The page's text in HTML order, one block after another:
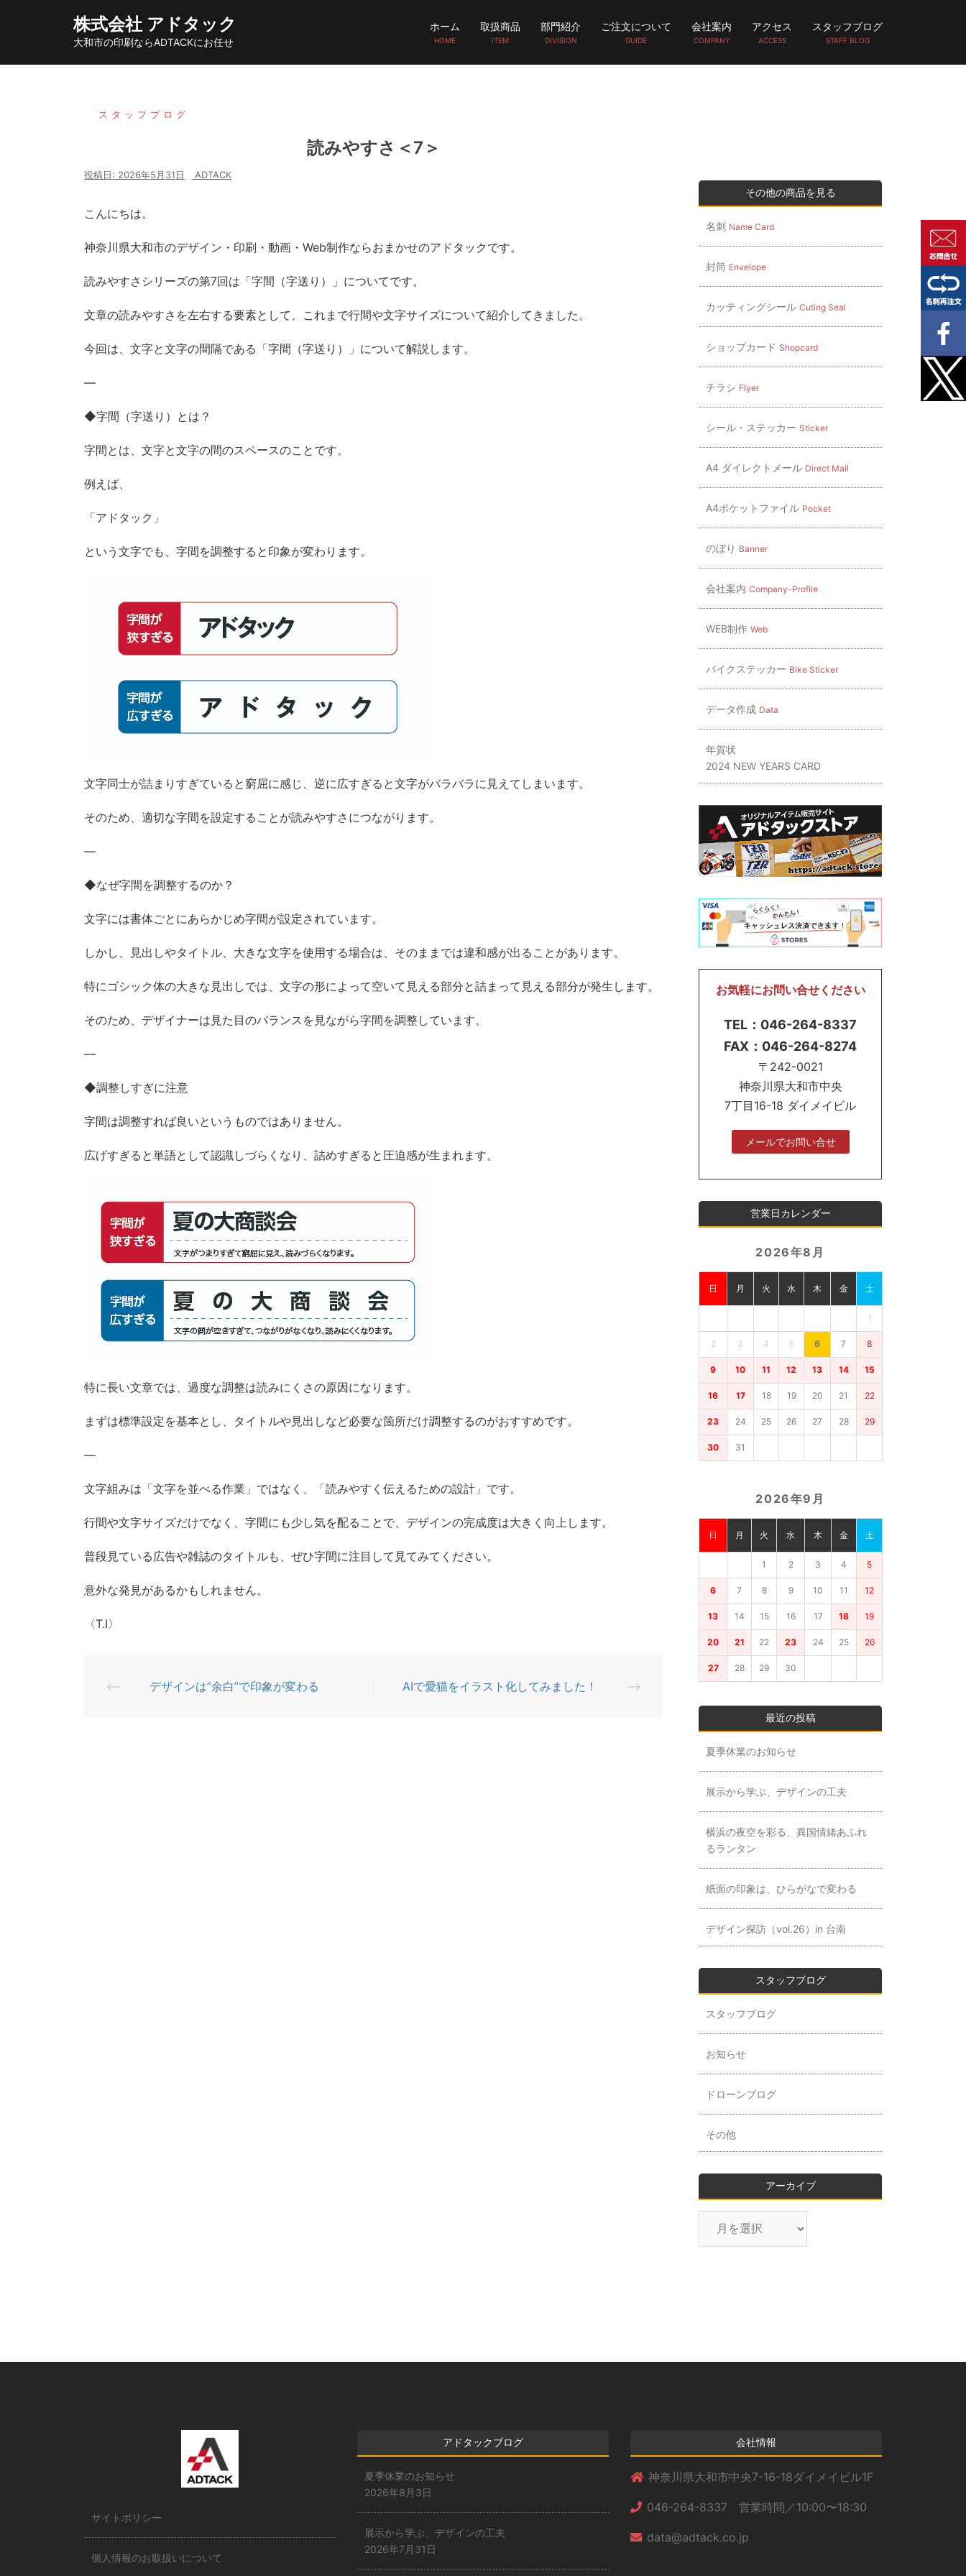
ン
株式会社 アドタック
大和市の印刷ならADTACKにお任せ
ホーム
HOME
取扱商品
ITEM
部門紹介
DIVISION
ご注文について
GUIDE
会社案内
COMPANY
アクセス
ACCESS
スタッフブログ
STAFF BLOG
スタッフブログ
読みやすさ＜7＞
投稿日: 2026年5月31日 ADTACK
こんにちは。
神奈川県大和市のデザイン・印刷・動画・Web制作ならおまかせのアドタックです。
読みやすさシリーズの第7回は「字間（字送り）」についてです。
文章の読みやすさを左右する要素として、これまで行間や文字サイズについて紹介してきました。
今回は、文字と文字の間隔である「字間（字送り）」について解説します。
—
◆字間（字送り）とは？
字間とは、文字と文字の間のスペースのことです。
例えば、
「アドタック」
という文字でも、字間を調整すると印象が変わります。
文字同士が詰まりすぎていると窮屈に感じ、逆に広すぎると文字がバラバラに見えてしまいます。
そのため、適切な字間を設定することが読みやすさにつながります。
—
◆なぜ字間を調整するのか？
文字には書体ごとにあらかじめ字間が設定されています。
しかし、見出しやタイトル、大きな文字を使用する場合は、そのままでは違和感が出ることがあります。
特にゴシック体の大きな見出しでは、文字の形によって空いて見える部分と詰まって見える部分が発生します。
そのため、デザイナーは見た目のバランスを見ながら字間を調整しています。
—
◆調整しすぎに注意
字間は調整すれば良いというものではありません。
広げすぎると単語として認識しづらくなり、詰めすぎると圧迫感が生まれます。
特に長い文章では、過度な調整は読みにくさの原因になります。
まずは標準設定を基本とし、タイトルや見出しなど必要な箇所だけ調整するのがおすすめです。
—
文字組みは「文字を並べる作業」ではなく、「読みやすく伝えるための設計」です。
行間や文字サイズだけでなく、字間にも少し気を配ることで、デザインの完成度は大きく向上します。
普段見ている広告や雑誌のタイトルも、ぜひ字間に注目して見てみてください。
意外な発見があるかもしれません。
〈T.I〉
投
⟵ デザインは”余白”で印象が変わる AIで愛猫をイラスト化してみました！ ⟶
その他の商品を見る
名刺 Name Card
封筒 Envelope
カッティングシール Cuting Seal
ショップカード Shopcard
チラシ Flyer
シール・ステッカー Sticker
A4 ダイレクトメール Direct Mail
A4ポケットファイル Pocket
のぼり Banner
会社案内 Company-Profile
WEB制作 Web
バイクステッカー Bike Sticker
データ作成 Data
年賀状
2024 NEW YEARS CARD
お気軽にお問い合せください
TEL：046-264-8337
FAX：046-264-8274
〒242-0021
神奈川県大和市中央
7丁目16-18 ダイメイビル
メールでお問い合せ
営業日カレンダー
2026年8月
日 月 火 水 木 金 土
1
2 3 4 5 6 7 8
9 10 11 12 13 14 15
16 17 18 19 20 21 22
23 24 25 26 27 28 29
30 31
2026年9月
日 月 火 水 木 金 土
1 2 3 4 5
6 7 8 9 10 11 12
13 14 15 16 17 18 19
20 21 22 23 24 25 26
27 28 29 30
最近の投稿
夏季休業のお知らせ
展示から学ぶ、デザインの工夫
横浜の夜空を彩る、異国情緒あふれ
るランタン
紙面の印象は、ひらがなで変わる
デザイン探訪（vol.26）in 台南
スタッフブログ
スタッフブログ
お知らせ
ドローンブログ
その他
アーカイブ
サイトポリシー
個人情報のお取扱いについて
アドタックブログ
夏季休業のお知らせ
2026年8月3日
展示から学ぶ、デザインの工夫
2026年7月31日
会社情報
神奈川県大和市中央7-16-18ダイメイビル1F
046-264-8337 営業時間／10:00〜18:30
data@adtack.co.jp